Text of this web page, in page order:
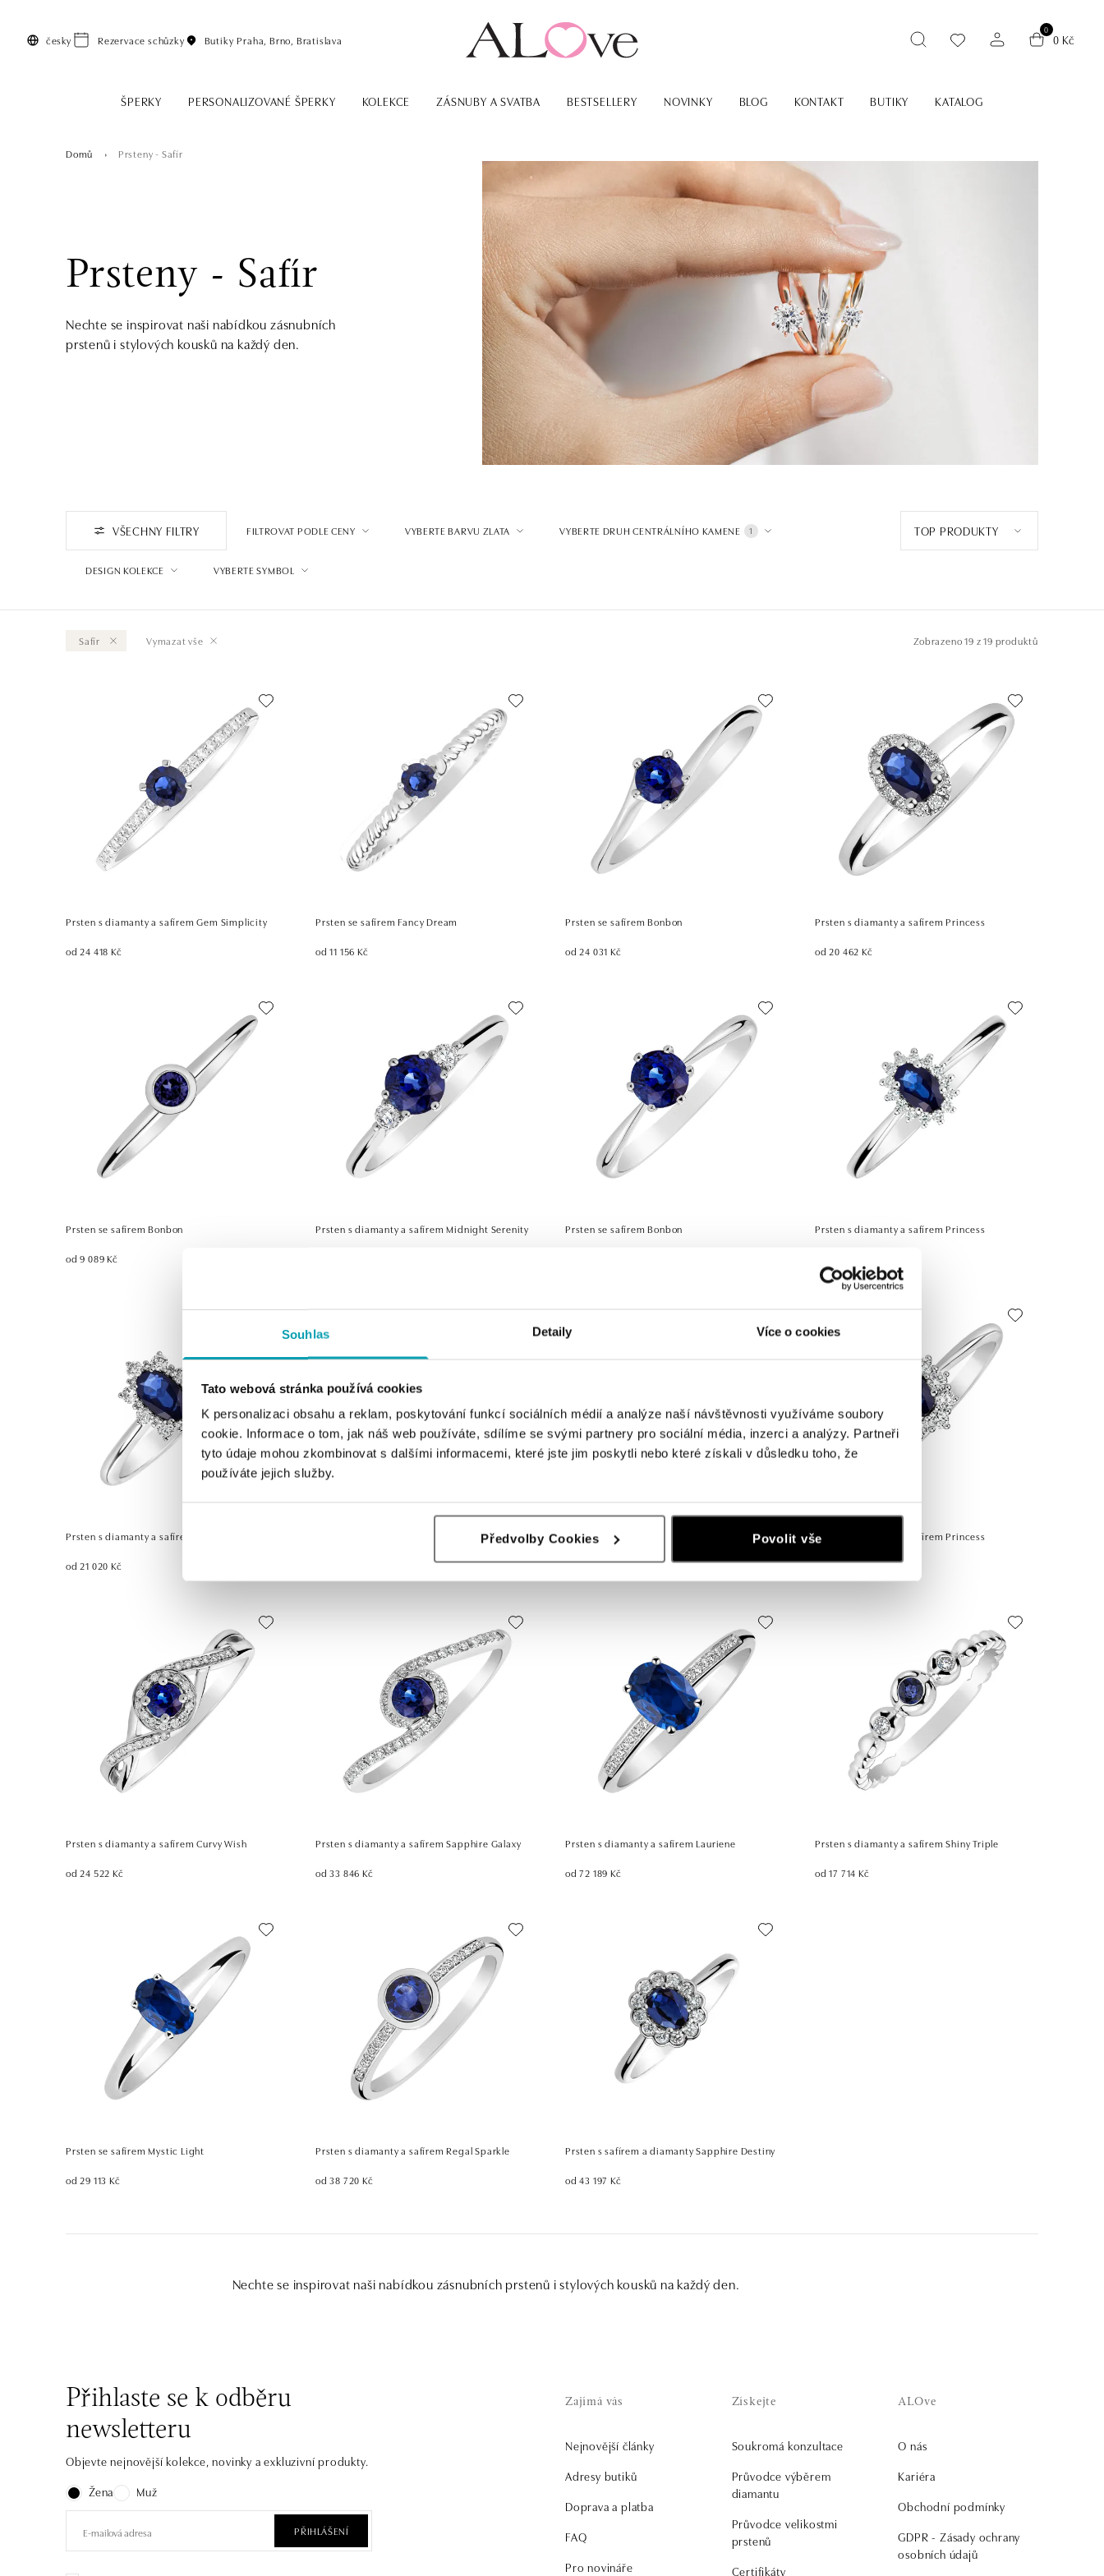
Souhlas Detaily Více o cookies
Tato webová stránka používá cookies
K personalizaci obsahu a reklam, poskytování funkcí sociálních médií a analýze naší návštěvnosti využíváme soubory
cookie. Informace o tom, jak náš web používáte, sdílíme se svými partnery pro sociální média, inzerci a analýzy. Partneři
tyto údaje mohou zkombinovat s dalšími informacemi, které jste jim poskytli nebo které získali v důsledku toho, že
používáte jejich služby.
Předvolby Cookies Povolit vše
česky Rezervace schůzky Butiky Praha, Brno, Bratislava
0
0 Kč
ŠPERKY PERSONALIZOVANÉ ŠPERKY KOLEKCE ZÁSNUBY A SVATBA BESTSELLERY NOVINKY BLOG KONTAKT BUTIKY KATALOG
Domů Prsteny - Safír
Prsteny - Safír
Nechte se inspirovat naši nabídkou zásnubních
prstenů i stylových kousků na každý den.
VŠECHNY FILTRY FILTROVAT PODLE CENY VYBERTE BARVU ZLATA VYBERTE DRUH CENTRÁLNÍHO KAMENE 1
DESIGN KOLEKCE VYBERTE SYMBOL
TOP PRODUKTY
Safír Vymazat vše Zobrazeno19 z 19 produktů
Prsten s diamanty a safírem Gem Simplicity
od 24 418 Kč
Prsten se safírem Fancy Dream
od 11 156 Kč
Prsten se safírem Bonbon
od 24 031 Kč
Prsten s diamanty a safírem Princess
od 20 462 Kč
Prsten se safírem Bonbon
od 9 089 Kč
Prsten s diamanty a safírem Midnight Serenity Prsten se safírem Bonbon Prsten s diamanty a safírem Princess
Prsten s diamanty a safírem Princess
od 21 020 Kč
Prsten s diamanty a safírem Princess Prsten s diamanty a safírem Glamour Princess
od 54 416 Kč
Prsten s diamanty a safírem Princess
od 26 846 Kč
Prsten s diamanty a safírem Curvy Wish
od 24 522 Kč
Prsten s diamanty a safírem Sapphire Galaxy
od 33 846 Kč
Prsten s diamanty a safírem Lauriene
od 72 189 Kč
Prsten s diamanty a safírem Shiny Triple
od 17 714 Kč
Prsten se safírem Mystic Light
od 29 113 Kč
Prsten s diamanty a safírem Regal Sparkle
od 38 720 Kč
Prsten s safírem a diamanty Sapphire Destiny
od 43 197 Kč
Nechte se inspirovat naši nabídkou zásnubních prstenů i stylových kousků na každý den.
Přihlaste se k odběru
newsletteru
Objevte nejnovější kolekce, novinky a exkluzivní produkty.
Žena
Muž
PŘIHLÁŠENÍ
Zajímá vás
Nejnovější články
Adresy butiků
Doprava a platba
FAQ
Pro novináře
Získejte
Soukromá konzultace
Průvodce výběrem
diamantu
Průvodce velikostmi
prstenů
Certifikáty
ALOve
O nás
Kariéra
Obchodní podmínky
GDPR - Zásady ochrany
osobních údajů